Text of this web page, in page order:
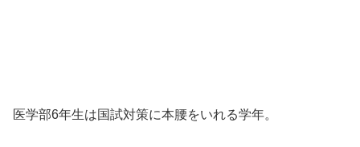
医学部6年生は国試対策に本腰をいれる学年。